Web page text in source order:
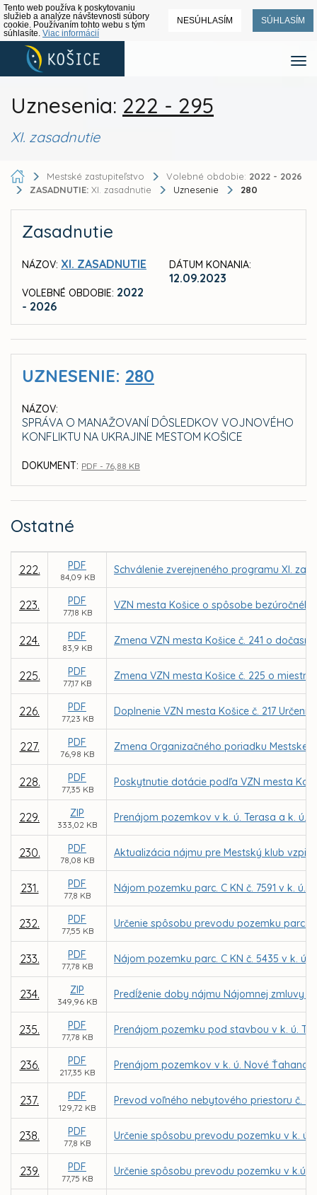
Tento web používa k poskytovaniu
služieb a analýze návštevnosti súbory
cookie. Používaním tohto webu s tým
súhlasíte. Viac informácií
NESÚHLASÍM SÚHLASÍM
Uznesenia: 222 - 295
XI. zasadnutie
Mestské zastupiteľstvo Volebné obdobie: 2022 - 2026
ZASADNUTIE: XI. zasadnutie Uznesenie 280
Zasadnutie
NÁZOV: XI. ZASADNUTIE
VOLEBNÉ OBDOBIE: 2022
- 2026
DÁTUM KONANIA:
12.09.2023
UZNESENIE: 280
NÁZOV:
SPRÁVA O MANAŽOVANÍ DÔSLEDKOV VOJNOVÉHO
KONFLIKTU NA UKRAJINE MESTOM KOŠICE
DOKUMENT: PDF - 76,88 KB
Ostatné
222. PDF
84,09 KB
Schválenie zverejneného programu XI.
223. PDF
77,18 KB
VZN mesta Košice o spôsobe
224. PDF
83,9 KB
Zmena VZN mesta Košice č. 241 o
225. PDF
77,17 KB
Zmena VZN mesta Košice č. 225 o
226. PDF
77,23 KB
Doplnenie VZN mesta Košice č. 217
227. PDF
76,98 KB
Zmena Organizačného poriadku Mestskej
228. PDF
77,35 KB
Poskytnutie dotácie podľa VZN mesta
229. ZIP
333,02 KB
Prenájom pozemkov v k. ú. Terasa a k. ú.
230. PDF
78,08 KB
Aktualizácia nájmu pre Mestský klub
231. PDF
77,8 KB
Nájom pozemku parc. C KN č. 7591 v k.
232. PDF
77,55 KB
Určenie spôsobu prevodu pozemku parc.
233. PDF
77,78 KB
Nájom pozemku parc. C KN č. 5435 v k.
234. ZIP
349,96 KB
Predĺženie doby nájmu Nájomnej zmluvy
235. PDF
77,78 KB
Prenájom pozemku pod stavbou v k. ú.
236. PDF
217,35 KB
Prenájom pozemkov v k. ú. Nové
237. PDF
129,72 KB
Prevod voľného nebytového priestoru č. -
238. PDF
77,8 KB
Určenie spôsobu prevodu pozemku v k.
239. PDF
77,75 KB
Určenie spôsobu prevodu pozemku v k.ú.